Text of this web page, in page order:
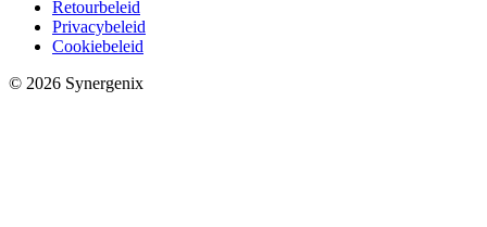
Retourbeleid
Privacybeleid
Cookiebeleid
© 2026 Synergenix